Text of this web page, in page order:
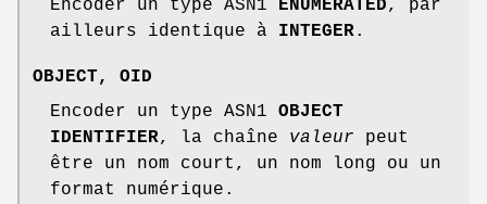
Encoder un type ASN1
ENUMERATED, par
ailleurs identique à INTEGER.
OBJECT, OID
Encoder un type ASN1 OBJECT
IDENTIFIER, la chaîne valeur peut
être un nom court, un nom long ou un
format numérique.